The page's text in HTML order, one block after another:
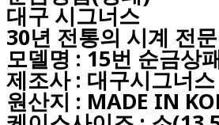
대구 시그너스
30년 전통의 시계 전
모델명 : 15번 순금상
제조사 : 대구시그너스
원산지 : MADE IN